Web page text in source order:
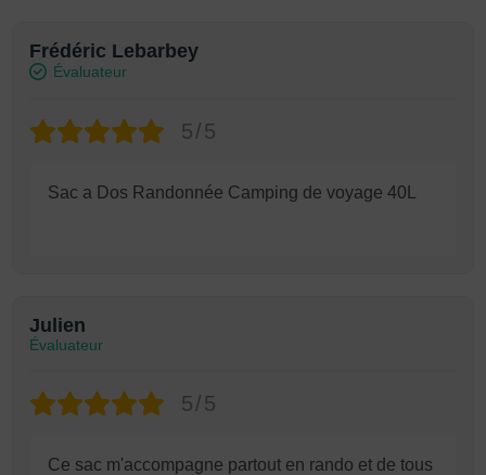
Frédéric Lebarbey
Évaluateur
5/5
Sac a Dos Randonnée Camping de voyage 40L
Julien
Évaluateur
5/5
Ce sac m'accompagne partout en rando et de tous